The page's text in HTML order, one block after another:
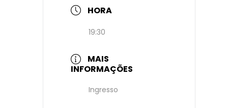
HORA
19:30
MAIS
INFORMAÇÕES
Ingresso